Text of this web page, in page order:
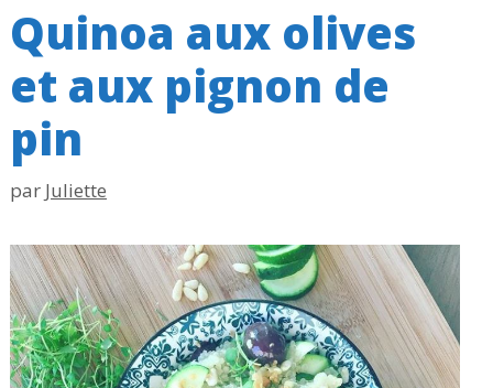
Quinoa aux olives
et aux pignon de
pin
par Juliette